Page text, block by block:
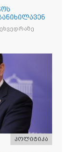
პოლიტიკა